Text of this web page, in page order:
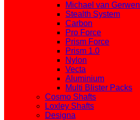
Michael van
Stealth System
Carbon
Pro Force
Prism Force
Prism 1.0
Nylon
Vecta
Aluminium
Multi Blister Packs
Cosmo Shafts
Loxley Shafts
Designa